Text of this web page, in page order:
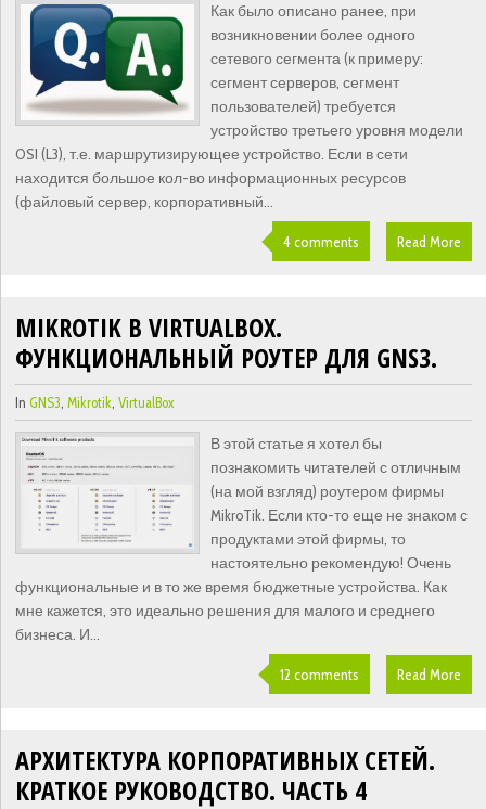
Как было описано ранее, при
возникновении более одного
сетевого сегмента (к примеру:
сегмент серверов, сегмент
пользователей) требуется
устройство третьего уровня модели
OSI (L3), т.е. маршрутизирующее устройство. Если в сети
находится большое кол-во информационных ресурсов
(файловый сервер, корпоративный...
4 comments Read More
MIKROTIK В VIRTUALBOX.
ФУНКЦИОНАЛЬНЫЙ РОУТЕР ДЛЯ GNS3.
InGNS3 ,Mikrotik ,VirtualBox
В этой статье я хотел бы
познакомить читателей с отличным
(на мой взгляд) роутером фирмы
MikroTik. Если кто-то еще не знаком с
продуктами этой фирмы, то
настоятельно рекомендую! Очень
функциональные и в то же время бюджетные устройства. Как
мне кажется, это идеально решения для малого и среднего
бизнеса. И...
12 comments Read More
АРХИТЕКТУРА КОРПОРАТИВНЫХ СЕТЕЙ.
КРАТКОЕ РУКОВОДСТВО. ЧАСТЬ 4